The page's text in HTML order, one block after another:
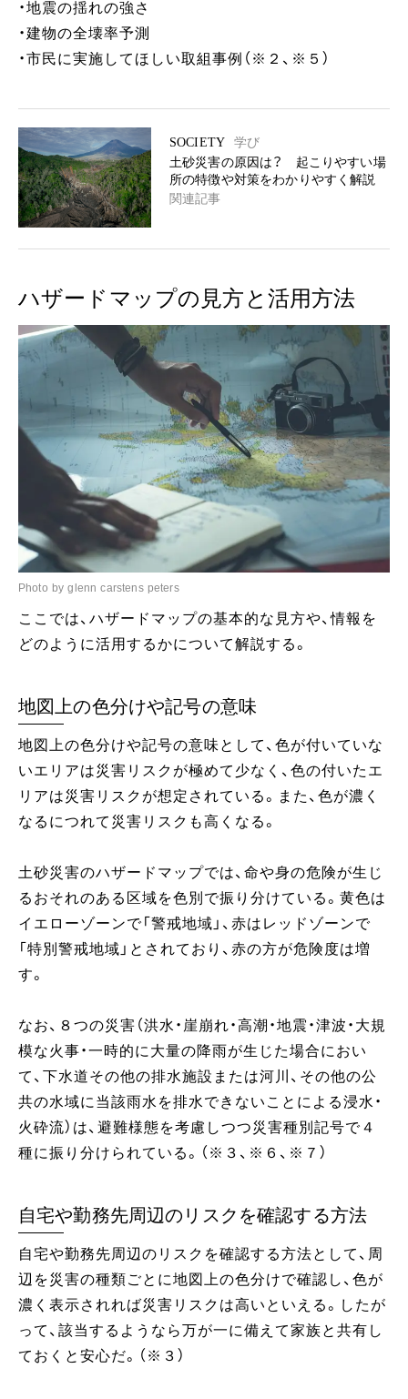
・地震の揺れの強さ
・建物の全壊率予測
・市民に実施してほしい取組事例（※２、※５）
SOCIETY
学び
土砂災害の原因は？ 起こりやすい場
所の特徴や対策をわかりやすく解説
関連記事
ハザードマップの見方と活用方法
Photo by glenn carstens peters
ここでは、ハザードマップの基本的な見方や、情報を
どのように活用するかについて解説する。
地図上の色分けや記号の意味
地図上の色分けや記号の意味として、色が付いていな
いエリアは災害リスクが極めて少なく、色の付いたエ
リアは災害リスクが想定されている。また、色が濃く
なるにつれて災害リスクも高くなる。
土砂災害のハザードマップでは、命や身の危険が生じ
るおそれのある区域を色別で振り分けている。黄色は
イエローゾーンで「警戒地域」、赤はレッドゾーンで
「特別警戒地域」とされており、赤の方が危険度は増
す。
なお、８つの災害（洪水・崖崩れ・高潮・地震・津波・大規
模な火事・一時的に大量の降雨が生じた場合におい
て、下水道その他の排水施設または河川、その他の公
共の水域に当該雨水を排水できないことによる浸水・
火砕流）は、避難様態を考慮しつつ災害種別記号で４
種に振り分けられている。（※３、※６、※７）
自宅や勤務先周辺のリスクを確認する方法
自宅や勤務先周辺のリスクを確認する方法として、周
辺を災害の種類ごとに地図上の色分けで確認し、色が
濃く表示されれば災害リスクは高いといえる。したが
って、該当するようなら万が一に備えて家族と共有し
ておくと安心だ。（※３）